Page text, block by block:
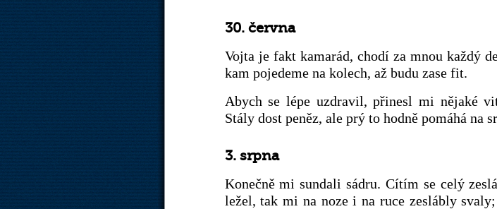
30. června
Vojta je fakt kamarád, chodí za mnou každý
kam pojedeme na kolech, až budu zase fit.
Abych se lépe uzdravil, přinesl mi nějaké
Stály dost peněz, ale prý to hodně pomáhá na
3. srpna
Konečně mi sundali sádru. Cítím se celý
ležel, tak mi na noze i na ruce zeslábly